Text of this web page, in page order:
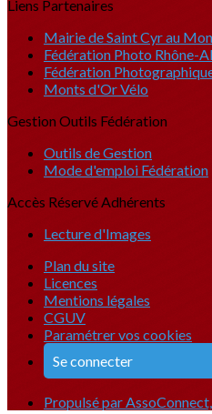
Liens Partenaires
Mairie de Saint Cyr au
Fédération Photo Rhône-
Fédération
Monts d'Or Vélo
Gestion Outils Fédération
Outils de Gestion
Mode d'emploi Fédération
Accès Réservé Adhérents
Lecture d'Images
Plan du site
Licences
Mentions légales
CGUV
Paramétrer vos cookies
Se connecter
Propulsé par